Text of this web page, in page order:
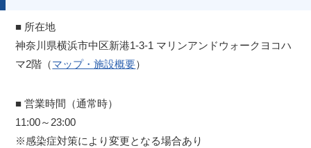
■ 所在地
神奈川県横浜市中区新港1-3-1 マリンアンドウォークヨコハ
マ2階（マップ・施設概要）
■ 営業時間（通常時）
11:00～23:00
※感染症対策により変更となる場合あり